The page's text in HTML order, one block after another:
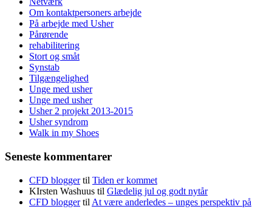
Om kontaktpersoners arbejde
På arbejde med Usher
Pårørende
rehabilitering
Stort og småt
Synstab
Tilgængelighed
Unge med usher
Unge med usher
Usher 2 projekt 2013-2015
Usher syndrom
Walk in my Shoes
Seneste kommentarer
CFD bloggertil Tiden er kommet
KIrsten Washuus til Glædelig jul og godt nytår
CFD bloggertil At være anderledes – unges perspektiv på